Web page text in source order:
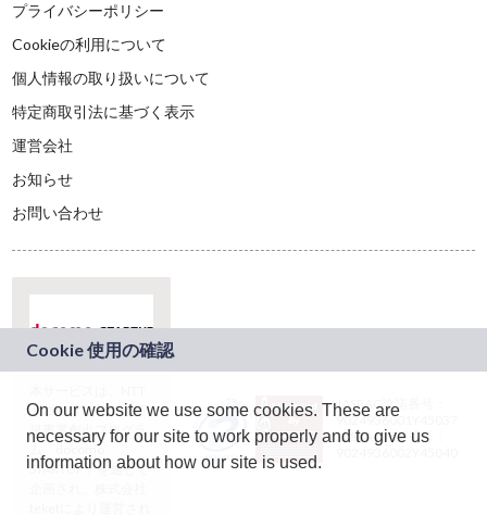
プライバシーポリシー
Cookieの利用について
個人情報の取り扱いについて
特定商取引法に基づく表示
運営会社
お知らせ
お問い合わせ
ドコモグループの新
規事業創出プログラ
ム「docomo
STARTUP」を通じて
JASRAC許諾番号：
9024936001Y45037
JASRAC許諾番号：
On our website we use some cookies. These are
necessary for our site to work properly and to give us
information about how our site is used.